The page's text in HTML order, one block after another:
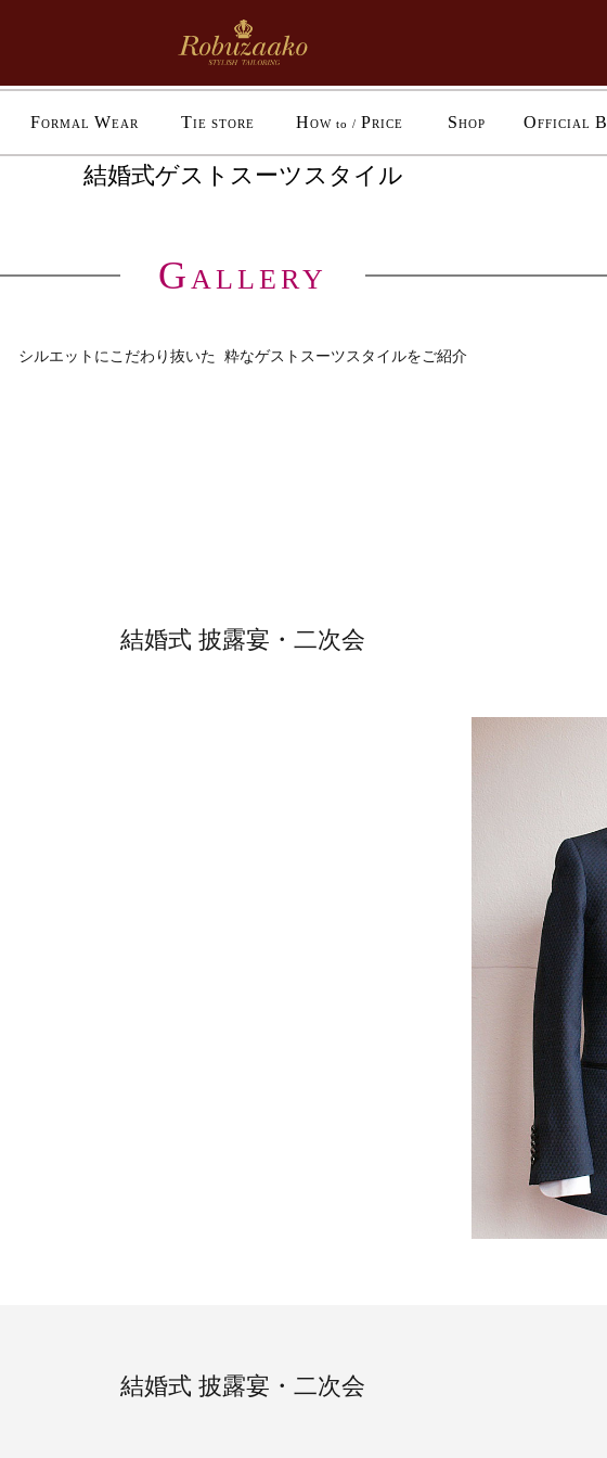
FORMAL WEAR TIE STORE HOW to / PRICE SHOP OFFICIAL B
結婚式ゲストスーツスタイル
GALLERY
シルエットにこだわり抜いた 粋なゲストスーツスタイルをご紹介
結婚式 披露宴・二次会
結婚式 披露宴・二次会